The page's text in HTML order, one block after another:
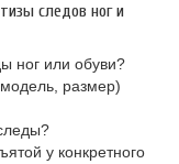
следов ног и
ног или обуви?
размер)
у конкретного